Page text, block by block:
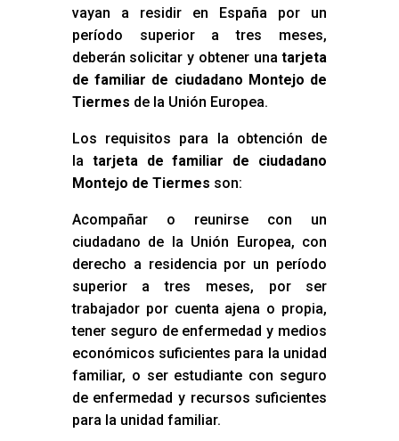
vayan a residir en España por un
período superior a tres meses,
deberán solicitar y obtener unatarjeta
de familiar de ciudadano Montejo de
Tiermes de la Unión Europea.
Los requisitos para la obtención de
la tarjeta de familiar de ciudadano
Montejo de Tiermes son:
Acompañar o reunirse con un
ciudadano de la Unión Europea, con
derecho a residencia por un período
superior a tres meses, por ser
trabajador por cuenta ajena o propia,
tener seguro de enfermedad y medios
económicos suficientes para la unidad
familiar, o ser estudiante con seguro
de enfermedad y recursos suficientes
para la unidad familiar.